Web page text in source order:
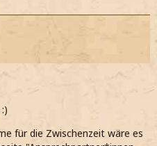
für die Zwischenzeit wäre es